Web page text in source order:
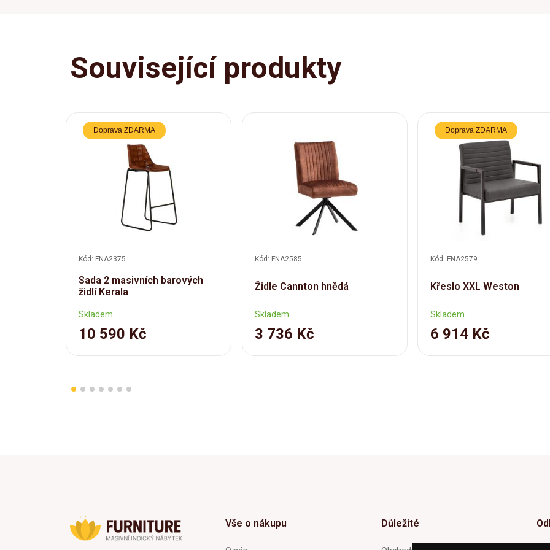
Související produkty
Doprava ZDARMA
Kód: FNA2375
Sada 2 masivních barových
židlí Kerala
Skladem
10 590 Kč
Kód: FNA2585
Židle Cannton hnědá
Skladem
3 736 Kč
Doprava ZDARMA
Kód: FNA2579
Křeslo XXL Weston
Skladem
6 914 Kč
Vše o nákupu Důležité